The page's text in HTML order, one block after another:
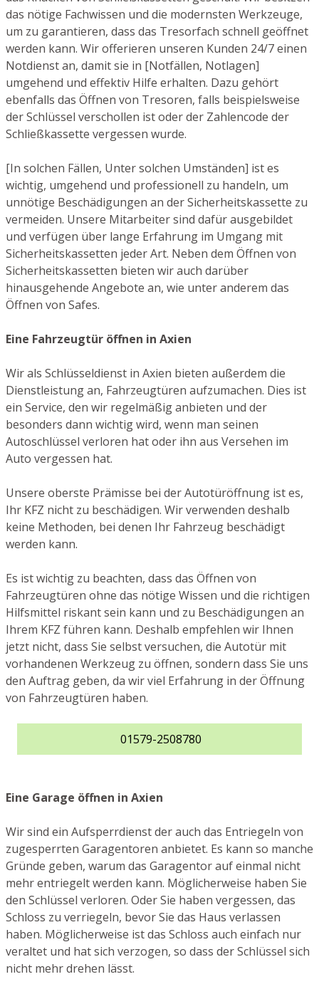
das nötige Fachwissen und die modernsten Werkzeuge,
um zu garantieren, dass das Tresorfach schnell geöffnet
werden kann. Wir offerieren unseren Kunden 24/7 einen
Notdienst an, damit sie in [Notfällen, Notlagen]
umgehend und effektiv Hilfe erhalten. Dazu gehört
ebenfalls das Öffnen von Tresoren, falls beispielsweise
der Schlüssel verschollen ist oder der Zahlencode der
Schließkassette vergessen wurde.
[In solchen Fällen, Unter solchen Umständen] ist es
wichtig, umgehend und professionell zu handeln, um
unnötige Beschädigungen an der Sicherheitskassette zu
vermeiden. Unsere Mitarbeiter sind dafür ausgebildet
und verfügen über lange Erfahrung im Umgang mit
Sicherheitskassetten jeder Art. Neben dem Öffnen von
Sicherheitskassetten bieten wir auch darüber
hinausgehende Angebote an, wie unter anderem das
Öffnen von Safes.
Eine Fahrzeugtür öffnen in Axien
Wir als Schlüsseldienst in Axien bieten außerdem die
Dienstleistung an, Fahrzeugtüren aufzumachen. Dies ist
ein Service, den wir regelmäßig anbieten und der
besonders dann wichtig wird, wenn man seinen
Autoschlüssel verloren hat oder ihn aus Versehen im
Auto vergessen hat.
Unsere oberste Prämisse bei der Autotüröffnung ist es,
Ihr KFZ nicht zu beschädigen. Wir verwenden deshalb
keine Methoden, bei denen Ihr Fahrzeug beschädigt
werden kann.
Es ist wichtig zu beachten, dass das Öffnen von
Fahrzeugtüren ohne das nötige Wissen und die richtigen
Hilfsmittel riskant sein kann und zu Beschädigungen an
Ihrem KFZ führen kann. Deshalb empfehlen wir Ihnen
jetzt nicht, dass Sie selbst versuchen, die Autotür mit
vorhandenen Werkzeug zu öffnen, sondern dass Sie uns
den Auftrag geben, da wir viel Erfahrung in der Öffnung
von Fahrzeugtüren haben.
01579-2508780
Eine Garage öffnen in Axien
Wir sind ein Aufsperrdienst der auch das Entriegeln von
zugesperrten Garagentoren anbietet. Es kann so manche
Gründe geben, warum das Garagentor auf einmal nicht
mehr entriegelt werden kann. Möglicherweise haben Sie
den Schlüssel verloren. Oder Sie haben vergessen, das
Schloss zu verriegeln, bevor Sie das Haus verlassen
haben. Möglicherweise ist das Schloss auch einfach nur
veraltet und hat sich verzogen, so dass der Schlüssel sich
nicht mehr drehen lässt.